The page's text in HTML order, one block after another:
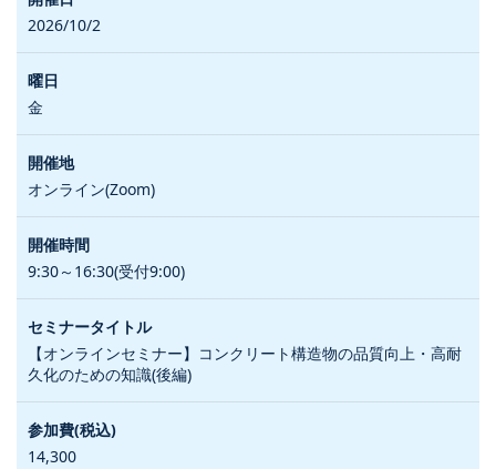
2026/10/2
金
オンライン(Zoom)
9:30～16:30(受付9:00)
【オンラインセミナー】コンクリート構造物の品質向上・高耐
久化のための知識(後編)
14,300